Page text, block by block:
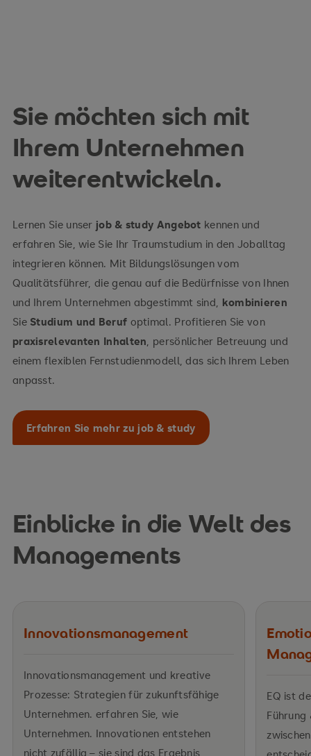
Sie möchten sich mit
Ihrem Unternehmen
weiterentwickeln.
Lernen Sie unser job & study Angebot kennen und
erfahren Sie, wie Sie Ihr Traumstudium in den Joballtag
integrieren können. Mit Bildungslösungen vom
Qualitätsführer, die genau auf die Bedürfnisse von Ihnen
und Ihrem Unternehmen abgestimmt sind, kombinieren
Sie Studium und Beruf optimal. Profitieren Sie von
praxisrelevanten Inhalten , persönlicher Betreuung und
einem flexiblen Fernstudienmodell, das sich Ihrem Leben
anpasst.
Erfahren Sie mehr zu job & study
Einblicke in die Welt des
Managements
Innovationsmanagement
Innovationsmanagement und kreative
Prozesse: Strategien für zukunftsfähige
Unternehmen. erfahren Sie, wie
Unternehmen. Innovationen entstehen
nicht zufällig – sie sind das Ergebnis
EQ ist
Führung